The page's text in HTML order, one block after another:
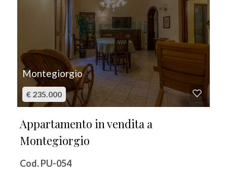
Montegiorgio
€ 235.000
Appartamento in vendita a
Montegiorgio
Cod. PU-054